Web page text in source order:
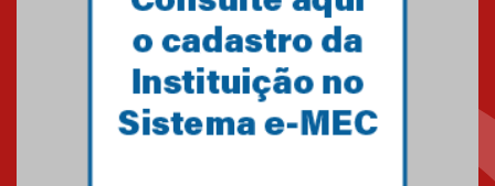
Primeiro culto do ano ressalta o
27.02.2026